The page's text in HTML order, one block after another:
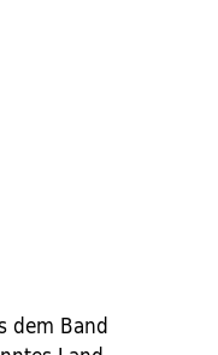
dem Band